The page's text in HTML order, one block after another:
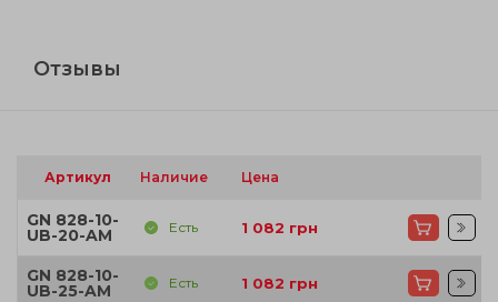
Отзывы
Артикул Наличие Цена
GN 828-10-
UB-20-AM Есть 1 082 грн
GN 828-10-
UB-25-AM Есть 1 082 грн